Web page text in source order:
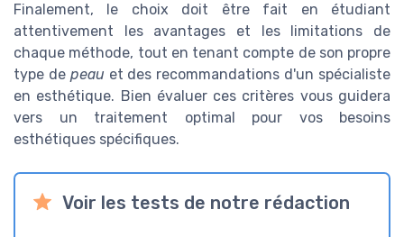
Finalement, le choix doit être fait en étudiant
attentivement les avantages et les limitations de
chaque méthode, tout en tenant compte de son propre
type de peau et des recommandations d'un spécialiste
en esthétique. Bien évaluer ces critères vous guidera
vers un traitement optimal pour vos besoins
esthétiques spécifiques.
Voir les tests de notre rédaction